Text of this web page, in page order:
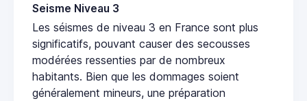
Seisme Niveau 3
Les séismes de niveau 3 en France sont plus
significatifs, pouvant causer des secousses
modérées ressenties par de nombreux
habitants. Bien que les dommages soient
généralement mineurs, une préparation